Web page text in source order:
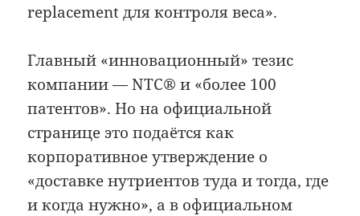
replacement для контроля веса».
Главный «инновационный» тезис
компании — NTC® и «более 100
патентов». Но на официальной
странице это подаётся как
корпоративное утверждение о
«доставке нутриентов туда и тогда, где
и когда нужно», а в официальном